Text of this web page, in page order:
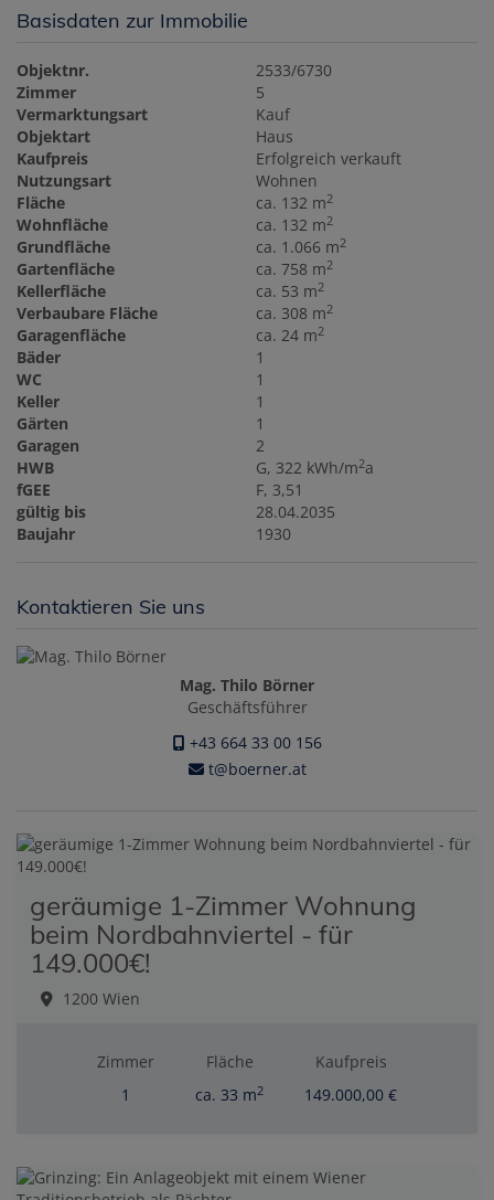
Basisdaten zur Immobilie
Objektnr.
2533/6730
Zimmer
5
Vermarktungsart
Kauf
Objektart
Haus
Kaufpreis
Erfolgreich verkauft
Nutzungsart
Wohnen
Fläche
ca. 132 m2
Wohnfläche ca. 132 m2
Grundfläche ca. 1.066 m2
Gartenfläche ca. 758 m2
Kellerfläche ca. 53 m2
Verbaubare Fläche ca. 308 m2
Garagenfläche ca. 24 m2
Bäder
1
WC
1
Keller
1
Gärten
1
Garagen
2
HWB
G, 322 kWh/m2a
fGEE
F, 3,51
gültig bis
28.04.2035
Baujahr
1930
Kontaktieren Sie uns
Mag. Thilo Börner
Geschäftsführer
+43 664 33 00 156
t@boerner.at
geräumige 1-Zimmer Wohnung
beim Nordbahnviertel - für
149.000€!
1200 Wien
Zimmer
1
Fläche
ca. 33 m2
Kaufpreis
149.000,00 €